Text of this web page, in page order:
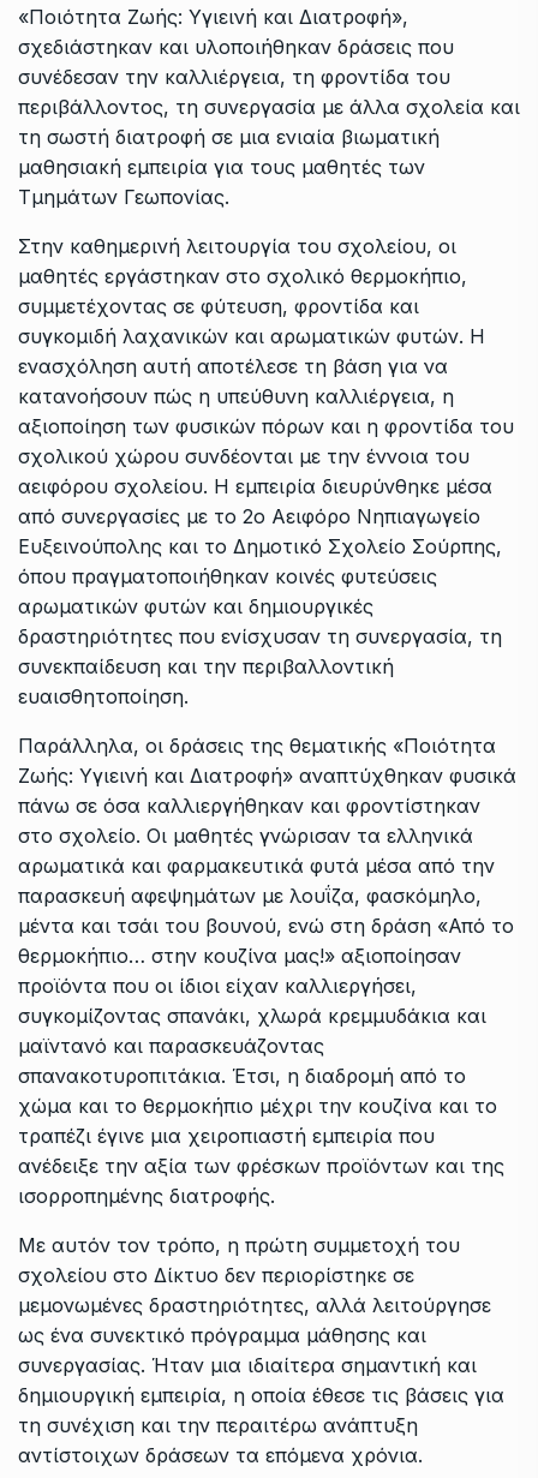
«Ποιότητα Ζωής: Υγιεινή και Διατροφή»,
σχεδιάστηκαν και υλοποιήθηκαν δράσεις που
συνέδεσαν την καλλιέργεια, τη φροντίδα του
περιβάλλοντος, τη συνεργασία με άλλα σχολεία και
τη σωστή διατροφή σε μια ενιαία βιωματική
μαθησιακή εμπειρία για τους μαθητές των
Τμημάτων Γεωπονίας.
Στην καθημερινή λειτουργία του σχολείου, οι
μαθητές εργάστηκαν στο σχολικό θερμοκήπιο,
συμμετέχοντας σε φύτευση, φροντίδα και
συγκομιδή λαχανικών και αρωματικών φυτών. Η
ενασχόληση αυτή αποτέλεσε τη βάση για να
κατανοήσουν πώς η υπεύθυνη καλλιέργεια, η
αξιοποίηση των φυσικών πόρων και η φροντίδα του
σχολικού χώρου συνδέονται με την έννοια του
αειφόρου σχολείου. Η εμπειρία διευρύνθηκε μέσα
από συνεργασίες με το 2ο Αειφόρο Νηπιαγωγείο
Ευξεινούπολης και το Δημοτικό Σχολείο Σούρπης,
όπου πραγματοποιήθηκαν κοινές φυτεύσεις
αρωματικών φυτών και δημιουργικές
δραστηριότητες που ενίσχυσαν τη συνεργασία, τη
συνεκπαίδευση και την περιβαλλοντική
ευαισθητοποίηση.
Παράλληλα, οι δράσεις της θεματικής «Ποιότητα
Ζωής: Υγιεινή και Διατροφή» αναπτύχθηκαν φυσικά
πάνω σε όσα καλλιεργήθηκαν και φροντίστηκαν
στο σχολείο. Οι μαθητές γνώρισαν τα ελληνικά
αρωματικά και φαρμακευτικά φυτά μέσα από την
παρασκευή αφεψημάτων με λουΐζα, φασκόμηλο,
μέντα και τσάι του βουνού, ενώ στη δράση «Από το
θερμοκήπιο… στην κουζίνα μας!» αξιοποίησαν
προϊόντα που οι ίδιοι είχαν καλλιεργήσει,
συγκομίζοντας σπανάκι, χλωρά κρεμμυδάκια και
μαϊντανό και παρασκευάζοντας
σπανακοτυροπιτάκια. Έτσι, η διαδρομή από το
χώμα και το θερμοκήπιο μέχρι την κουζίνα και το
τραπέζι έγινε μια χειροπιαστή εμπειρία που
ανέδειξε την αξία των φρέσκων προϊόντων και της
ισορροπημένης διατροφής.
Με αυτόν τον τρόπο, η πρώτη συμμετοχή του
σχολείου στο Δίκτυο δεν περιορίστηκε σε
μεμονωμένες δραστηριότητες, αλλά λειτούργησε
ως ένα συνεκτικό πρόγραμμα μάθησης και
συνεργασίας. Ήταν μια ιδιαίτερα σημαντική και
δημιουργική εμπειρία, η οποία έθεσε τις βάσεις για
τη συνέχιση και την περαιτέρω ανάπτυξη
αντίστοιχων δράσεων τα επόμενα χρόνια.